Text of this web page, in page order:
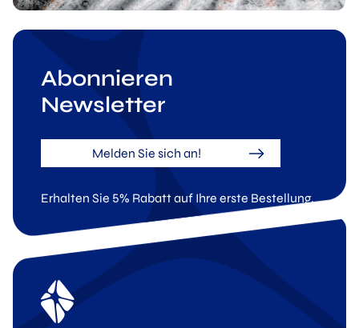
Abonnieren
Newsletter
Melden Sie sich an!
Erhalten Sie 5% Rabatt auf Ihre erste Bestellung.